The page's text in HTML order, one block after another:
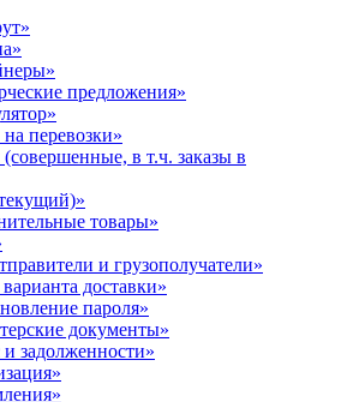
предложения»
перевозки»
в т.ч. заказы в
товары»
и грузополучатели»
доставки»
пароля»
документы»
задолженности»